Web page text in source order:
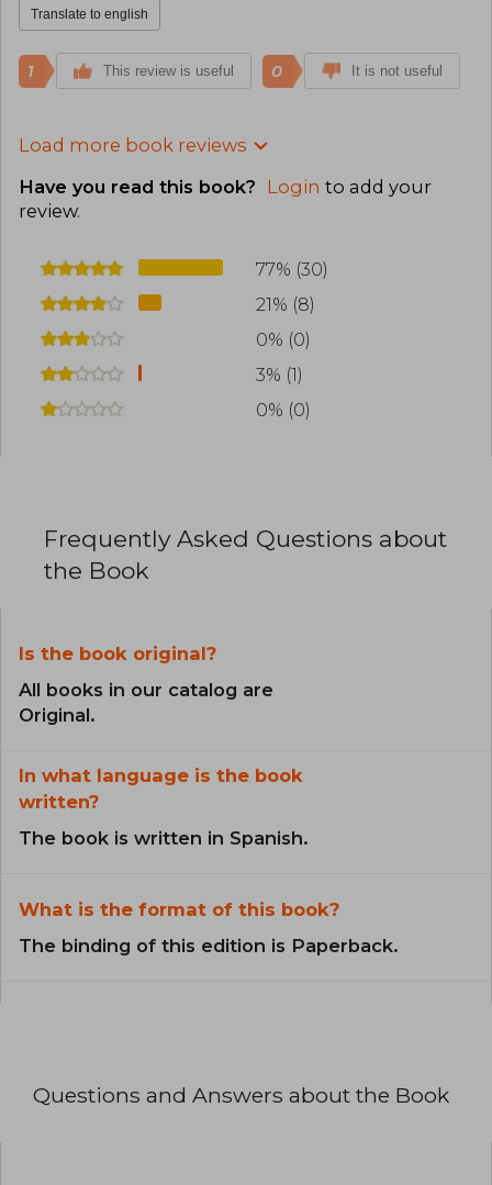
Translate to english
1 This review is useful 0 It is not useful
Load more book reviews
Have you read this book? Login to add your
review.
77% (30)
21% (8)
0% (0)
3% (1)
0% (0)
Frequently Asked Questions about
the Book
Is the book original?
All books in our catalog are
Original.
In what language is the book
written?
The book is written in Spanish.
What is the format of this book?
The binding of this edition is Paperback.
Questions and Answers about the Book